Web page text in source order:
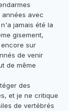
années avec
jamais été la
gisement,
sur
de venir
de même
des
et je ne critique
de vertébrés